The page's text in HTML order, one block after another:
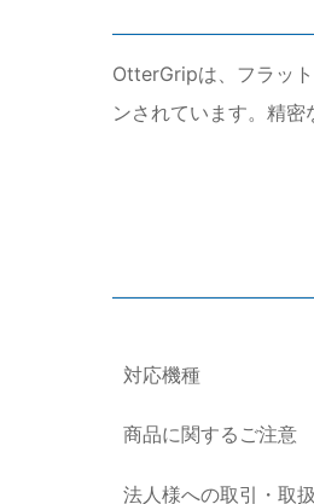
OtterGripは、フラッ
ンされています。精密
対応機種
商品に関するご注意
法人様への取引・取